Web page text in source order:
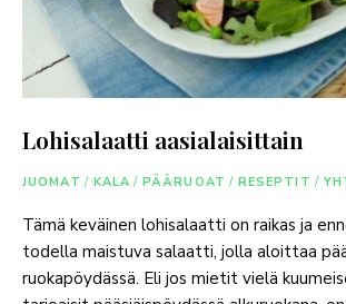
Lohisalaatti aasialaisittain
JUOMAT / KALA / PÄÄRUOAT / RESEPTIT /
Tämä keväinen lohisalaatti on raikas ja
todella maistuva salaatti, jolla aloittaa
ruokapöydässä. Eli jos mietit vielä